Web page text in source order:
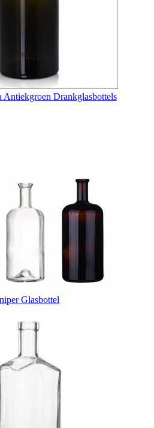
Antiekgroen Drankglasbottels
Glasbottel